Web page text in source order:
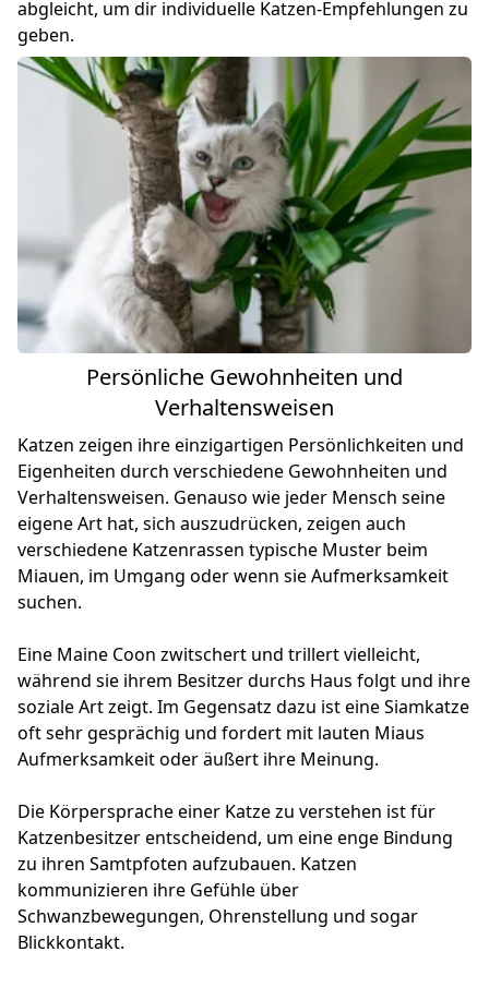
abgleicht, um dir individuelle Katzen-Empfehlungen zu
geben.
Persönliche Gewohnheiten und
Verhaltensweisen
Katzen zeigen ihre einzigartigen Persönlichkeiten und
Eigenheiten durch verschiedene Gewohnheiten und
Verhaltensweisen. Genauso wie jeder Mensch seine
eigene Art hat, sich auszudrücken, zeigen auch
verschiedene Katzenrassen typische Muster beim
Miauen, im Umgang oder wenn sie Aufmerksamkeit
suchen.
Eine Maine Coon zwitschert und trillert vielleicht,
während sie ihrem Besitzer durchs Haus folgt und ihre
soziale Art zeigt. Im Gegensatz dazu ist eine Siamkatze
oft sehr gesprächig und fordert mit lauten Miaus
Aufmerksamkeit oder äußert ihre Meinung.
Die Körpersprache einer Katze zu verstehen ist für
Katzenbesitzer entscheidend, um eine enge Bindung
zu ihren Samtpfoten aufzubauen. Katzen
kommunizieren ihre Gefühle über
Schwanzbewegungen, Ohrenstellung und sogar
Blickkontakt.